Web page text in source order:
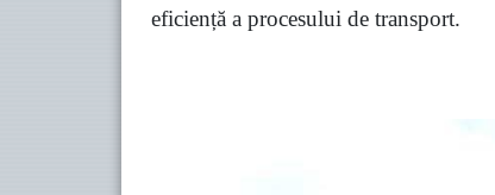
eficiență a procesului de transport.